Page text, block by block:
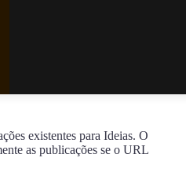
existentes para Ideias. O
as publicações se o URL